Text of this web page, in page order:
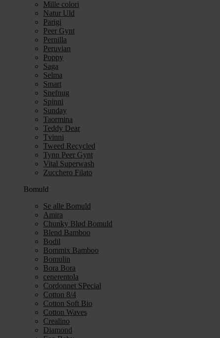
Mille colori
Natur Uld
Parigi
Peer Gynt
Pernilla
Peruvian
Poppy
Saga
Selma
Smart
Snefnug
Spinni
Sunday
Taormina
Teddy Dear
Tvinni
Tweed Recycled
Tynn Peer Gynt
Vital Superwash
Zucchero Filato
Bomuld
Se alle Bomuld
Amira
Chunky Blød Bomuld
Blend Bamboo
Bodil
Bommix Bamboo
Bomulin
Bora Bora
cenerentola
Cordonnet SPecial
Cotton 8/4
Cotton Soft Bio
Cotton Waves
Crealino
Diamond